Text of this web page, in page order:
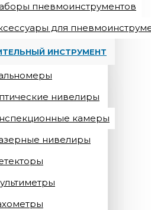
пневмоинструментов
для
ИНСТРУМЕНТ
нивелиры
камеры
нивелиры